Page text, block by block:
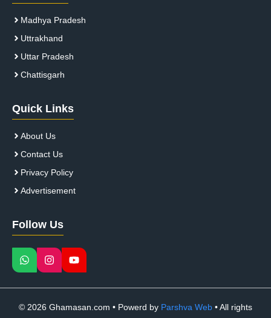
Madhya Pradesh
Uttrakhand
Uttar Pradesh
Chattisgarh
Quick Links
About Us
Contact Us
Privacy Policy
Advertisement
Follow Us
© 2026 Ghamasan.com • Powerd by Parshva Web • All rights